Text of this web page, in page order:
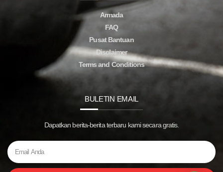
Armada
FAQ
Pusat Bantuan
Disclaimer
Terms and Conditions
BULETIN EMAIL
Dapatkan berita-berita terbaru kami secara gratis.